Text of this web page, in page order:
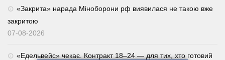
«Закрита» нарада Міноборони рф виявилася не такою вже
закритою
07-08-2026
«Едельвейс» чекає. Контракт 18–24 — для тих, хто готовий